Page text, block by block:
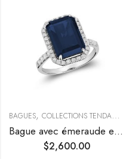
BAGUES, COLLECTIONS TENDANCES
Bague avec émeraude et diamants
$2,600.00